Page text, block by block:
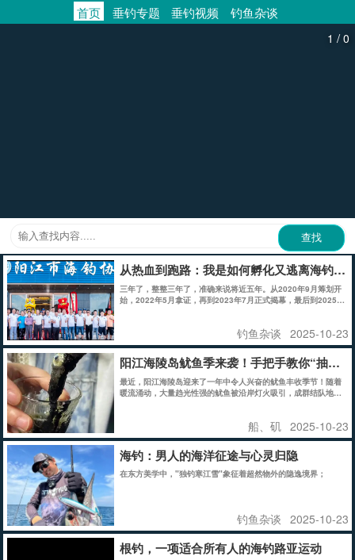
首页 垂钓专题 垂钓视频 钓鱼杂谈
1 / 0
从热血到跑路：我是如何孵化又逃离海钓协
三年了，整整三年了，准确来说将近五年。从2020年9月筹划开
始，2022年5月拿证，再到2023年7月正式揭幕，最后到2025年
钓鱼杂谈 2025-10-23
阳江海陵岛鱿鱼季来袭！手把手教你“抽鱿
最近，阳江海陵岛迎来了一年中令人兴奋的鱿鱼丰收季节！随着
暖流涌动，大量趋光性强的鱿鱼被沿岸灯火吸引，成群结队地游
船、矶 2025-10-23
海钓：男人的海洋征途与心灵归隐
在东方美学中，"独钓寒江雪"象征着超然物外的隐逸境界；
钓鱼杂谈 2025-10-23
根钓，一项适合所有人的海钓路亚运动